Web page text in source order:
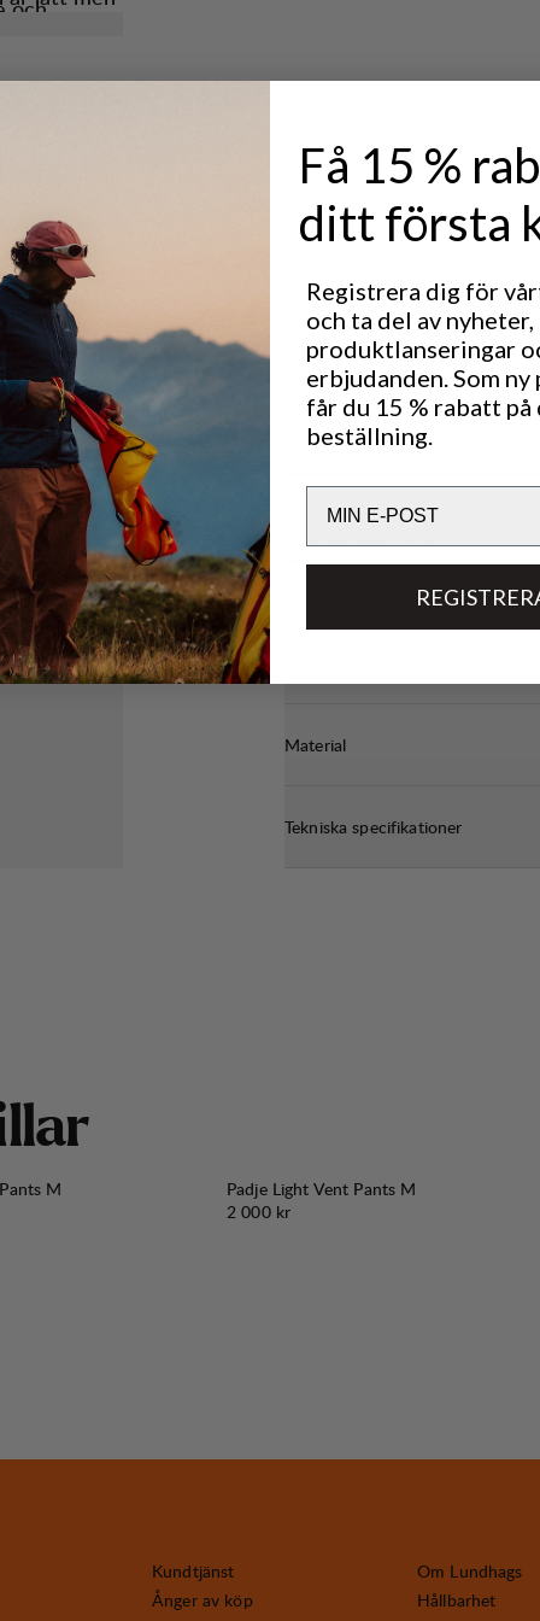
och
dagen.
och
LIGHT & TECH
TREKKING
Prestanda
5
Material
Tekniska specifikationer
llar
M
Padje Light Vent Pants M
Pris:
2 000 kr
Kundtjänst
Ånger av köp
Om Lundhags
Hållbarhet
Få 15 %
ditt första
Registrera dig för
och ta del av nyheter,
produktlanseringar
erbjudanden. Som
får du 15 % rabatt
beställning.